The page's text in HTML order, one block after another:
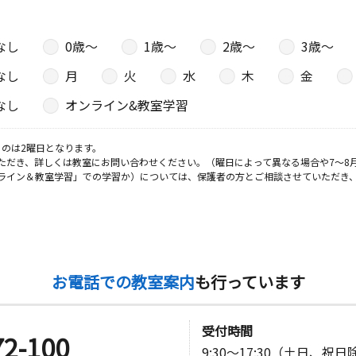
し 0歳〜 1歳〜 2歳〜
3歳〜
し
月 火 水 木
金
し
オンライン&教室学習
は2曜日となります。
き、詳しくは教室にお問い合わせください。（曜日によって異なる場合や7～8
ン＆教室学習」での学習か）については、保護者の方とご相談させていただき
お電話での教室案内も行っています
100
受付時間
9:30～17:30（土日、祝日